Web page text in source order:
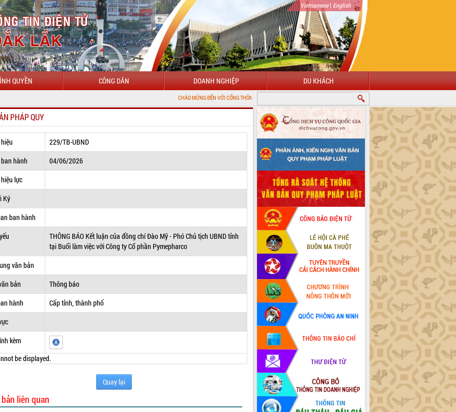
Vietnamese| English
QUYỀN CÔNG DÂN DOANH NGHIỆP DU KHÁCH
CHÀO MỪNG ĐẾN VỚI CỔNG THÔNG TIN ĐIỆN TỬ TỈNH ĐẮK LẮK
PHÁP QUY
229/TB-UBND
hành
04/06/2026
lực
Ký
ban hành
THÔNG BÁO Kết luận của đồng chí Đào Mỹ - Phó Chủ tịch UBND tỉnh
tại Buổi làm việc với Công ty Cổ phần Pymepharco
văn bản
bản
Thông báo
hành
Cấp tỉnh, thành phố
kèm
be displayed.
Quay lại
liên quan